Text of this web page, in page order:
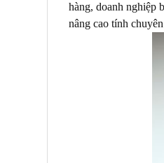
hàng, doanh nghiệp
nâng cao tính